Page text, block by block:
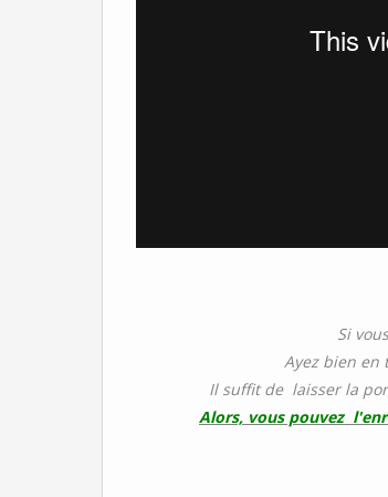
Si
Ayez bien en
Il suffit de laisser la
Alors, vous pouvez